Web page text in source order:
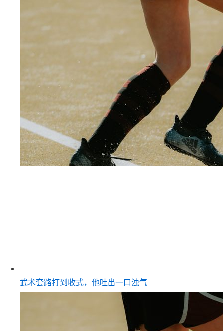
武术套路打到收式，他吐出一口浊气